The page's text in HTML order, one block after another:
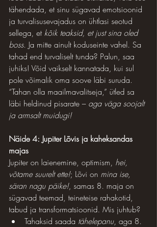
tähendada, et sinu sügavad emotsioonid
ja turvalisusevajadus on ühtlasi seotud
sellega, et kõik teaksid, et just sina oled
boss. Ja mitte ainult koduseinte vahel. Sa
tahad end turvaliselt tunda? Palun, saa
juhiks! Võid vaikselt kannatada, kui sul
pole võimalik oma soove läbi suruda.
“Tahan olla maailmavalitseja,” ütled sa
läbi heldinud pisarate – aga väga soojalt
ja armsalt muidugi!
Näide 4: Jupiter Lõvis ja kaheksandas
majas
Jupiter on laienemine, optimism, hei,
võtame suurelt ette!; Lõvi on mina ise,
säran nagu päike!, samas 8. maja on
sügavad teemad, teineteise rahakotid,
tabud ja transformatsioonid. Mis juhtub?
Tahaksid saada tähelepanu, aga 8.